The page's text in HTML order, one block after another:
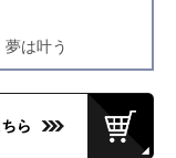
は叶う